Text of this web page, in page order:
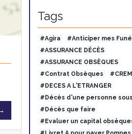
Tags
#Agira
#Anticiper mes
#ASSURANCE DÉCÈS
#ASSURANCE OBSÈQUES
#Contrat Obsèques
#DECES A L'ETRANGER
#Décès d'une personne
#Décès que faire
#Evaluer un capital